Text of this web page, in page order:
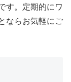
す。定期的にワ
ならお気軽にご